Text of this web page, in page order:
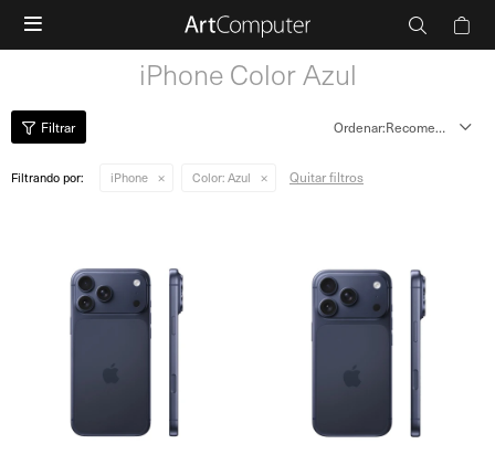

iPhone Color Azul
Recomendados
Filtrando por: iPhone Color:Azul Quitar filtros